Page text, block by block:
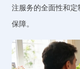
注服务的全面性和
保障。